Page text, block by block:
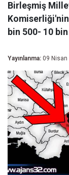
Birleşmiş
Komiserliği'nin
bin 500- 10
Yayınlanma: 09 Nisan